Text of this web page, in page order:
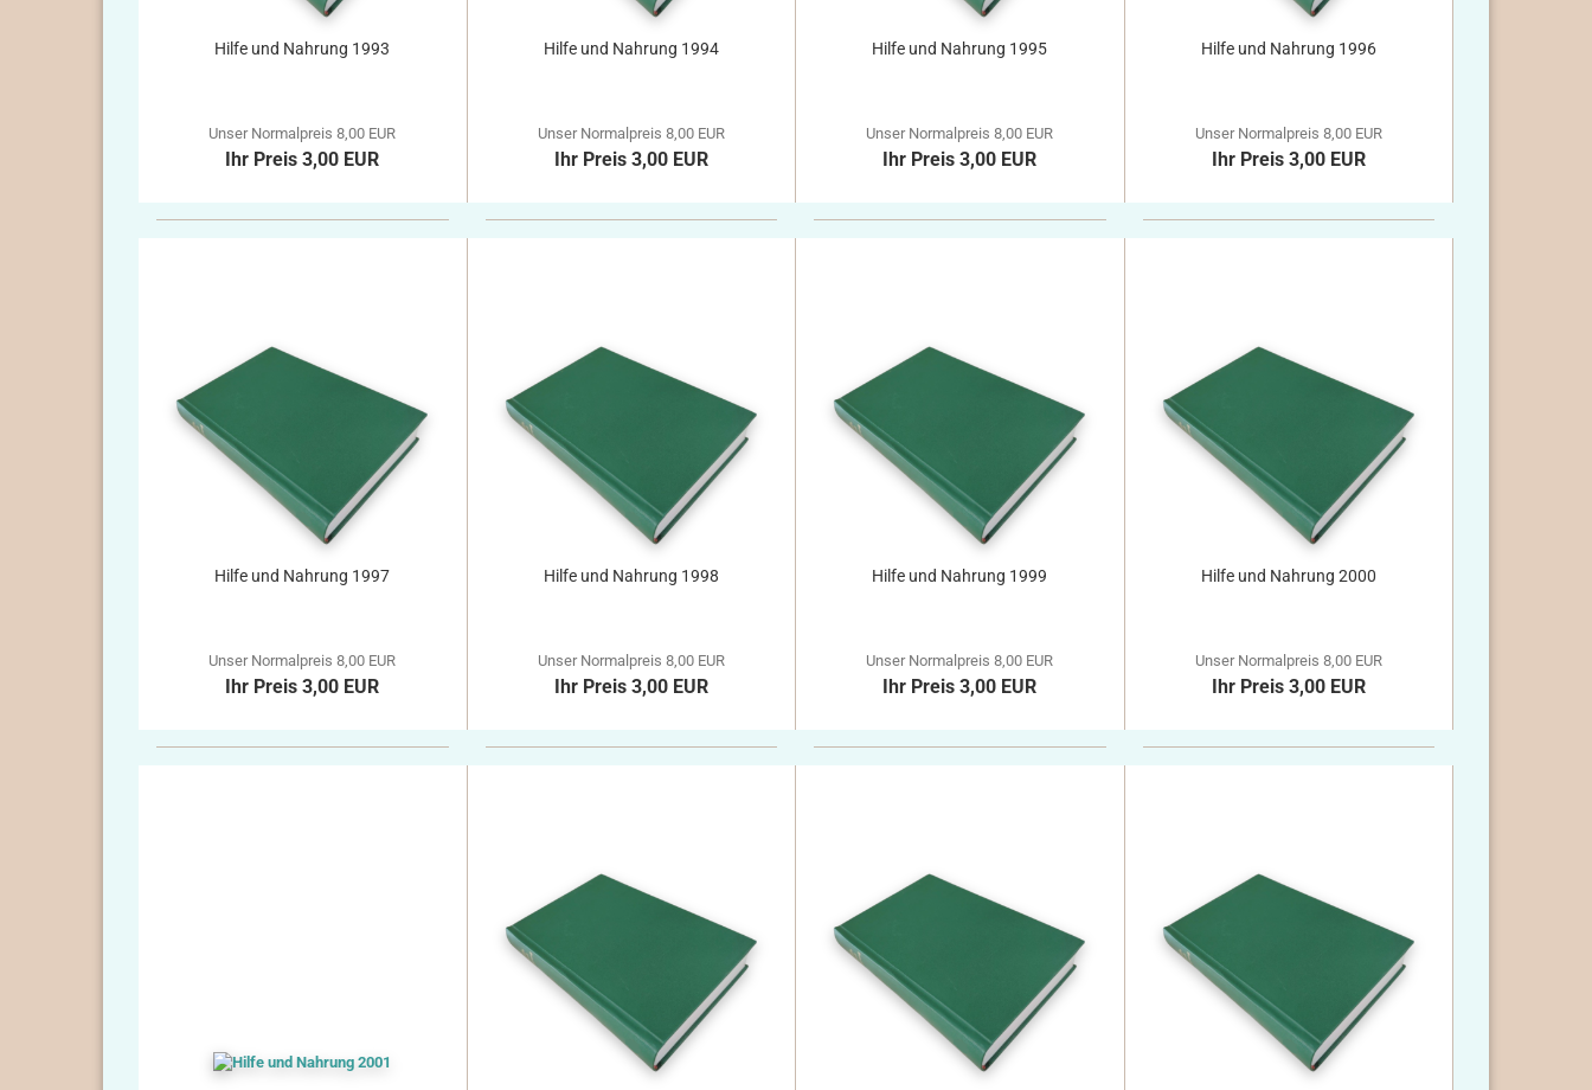
Hilfe und Nahrung 1993
Unser Normalpreis 8,00 EUR
Ihr Preis 3,00 EUR
Hilfe und Nahrung 1994
Unser Normalpreis 8,00 EUR
Ihr Preis 3,00 EUR
Hilfe und Nahrung 1995
Unser Normalpreis 8,00 EUR
Ihr Preis 3,00 EUR
Hilfe und Nahrung 1996
Unser Normalpreis 8,00 EUR
Ihr Preis 3,00 EUR
Hilfe und Nahrung 1997
Unser Normalpreis 8,00 EUR
Ihr Preis 3,00 EUR
Hilfe und Nahrung 1998
Unser Normalpreis 8,00 EUR
Ihr Preis 3,00 EUR
Hilfe und Nahrung 1999
Unser Normalpreis 8,00 EUR
Ihr Preis 3,00 EUR
Hilfe und Nahrung 2000
Unser Normalpreis 8,00 EUR
Ihr Preis 3,00 EUR